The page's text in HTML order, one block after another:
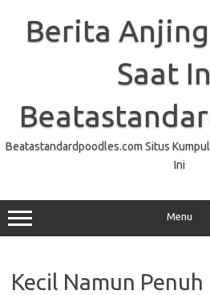
contentBerita
Saat
Beatastandardpoodles.com Situs
Ini
Menu
Kecil Namun